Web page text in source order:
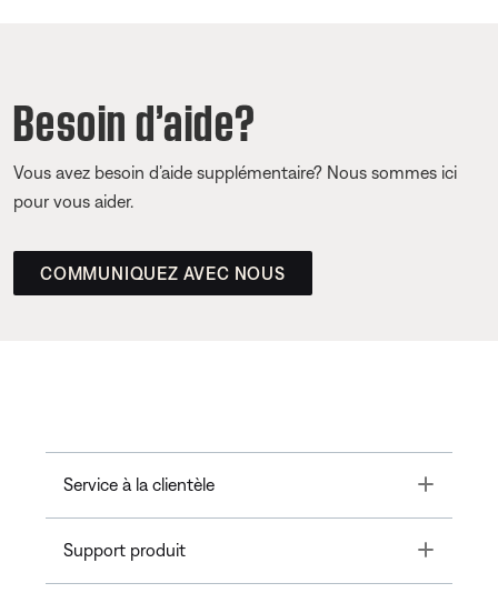
Besoin d’aide?
Vous avez besoin d’aide supplémentaire? Nous sommes ici
pour vous aider.
COMMUNIQUEZ AVEC NOUS
Service à la clientèle Toggle
Support produit Toggle